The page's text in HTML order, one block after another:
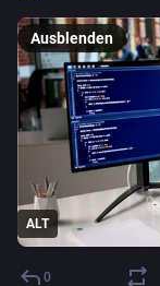
ALT
Ausblenden
0